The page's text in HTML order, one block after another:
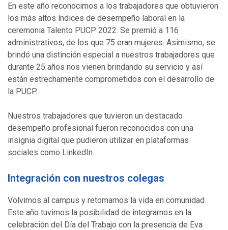
En este año reconocimos a los trabajadores que obtuvieron
los más altos índices de desempeño laboral en la
ceremonia Talento PUCP 2022. Se premió a 116
administrativos, de los que 75 eran mujeres. Asimismo, se
brindó una distinción especial a nuestros trabajadores que
durante 25 años nos vienen brindando su servicio y así
están estrechamente comprometidos con el desarrollo de
la PUCP.
Nuestros trabajadores que tuvieron un destacado
desempeño profesional fueron reconocidos con una
insignia digital que pudieron utilizar en plataformas
sociales como LinkedIn.
Integración con nuestros colegas
Volvimos al campus y retomamos la vida en comunidad.
Este año tuvimos la posibilidad de integrarnos en la
celebración del Día del Trabajo con la presencia de Eva